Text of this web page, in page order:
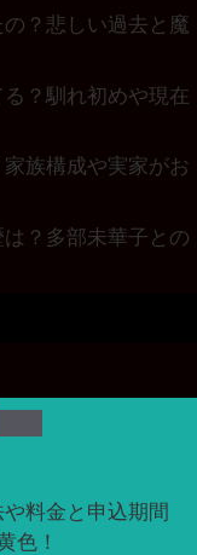
？悲しい過去と魔
？馴れ初めや現在
族構成や実家がお
？多部未華子との
料金と申込期間
色！